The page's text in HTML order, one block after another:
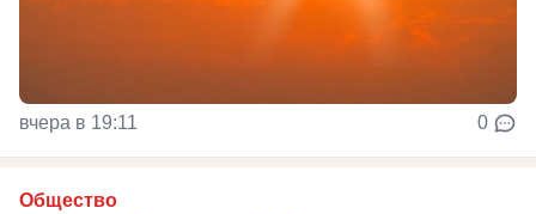
вчера в 19:11 0
Общество